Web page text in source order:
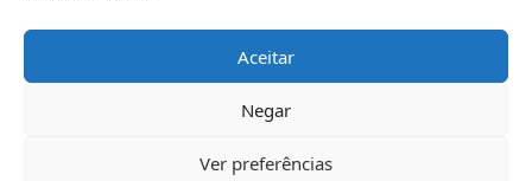
Aceitar
Negar
Ver preferências
Electromaquinas ©2026
contágio - agência criativa